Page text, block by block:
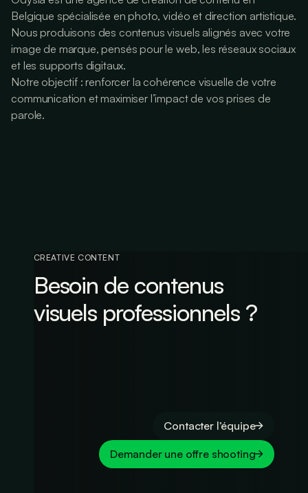
Belgique spécialisée en photo, vidéo et direction artistique.
Nous produisons des contenus visuels alignés avec votre
image de marque, pensés pour le web, les réseaux sociaux
et les supports digitaux.
Notre objectif : renforcer la cohérence visuelle de votre
communication et maximiser l’impact de vos prises de
parole.
CREATIVE CONTENT
Besoin de contenus
visuels professionnels ?
Contacter l’équipe
Demander une offre shooting